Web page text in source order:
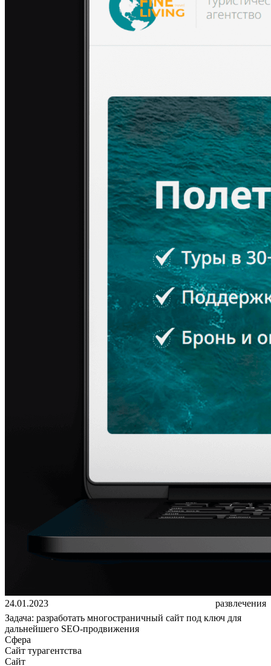
24.01.2023
развлечения
Задача: разработать многостраничный сайт под ключ для
дальнейшего SEO-продвижения
Сфера
Сайт турагентства
Сайт